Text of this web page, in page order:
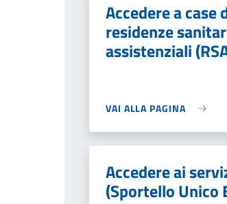
Accedere a case
residenze
assistenziali
VAI ALLA PAGINA
Accedere ai
(Sportello Unico